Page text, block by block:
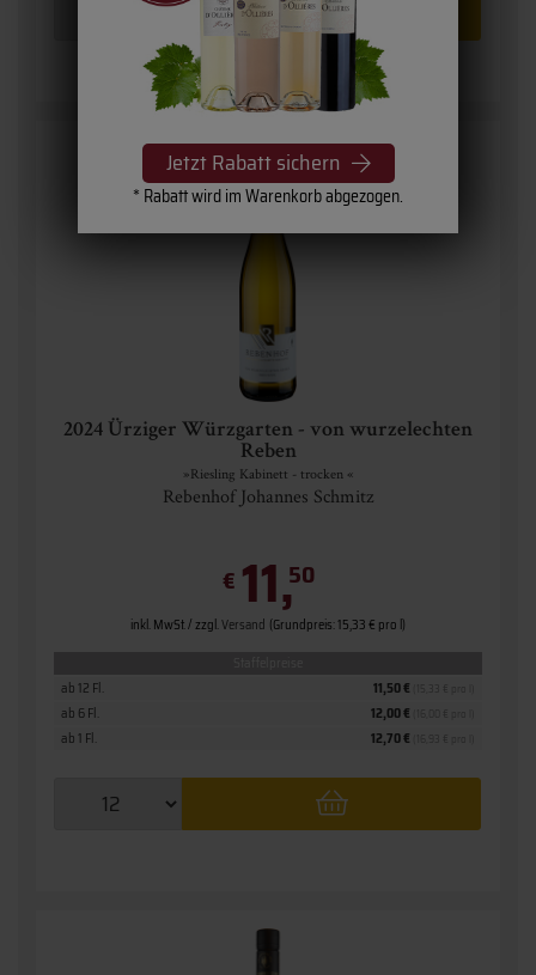
Jetzt Rabatt sichern
* Rabatt wird im Warenkorb abgezogen.
2024 Ürziger Würzgarten - von wurzelechten
Reben
»Riesling Kabinett - trocken «
Rebenhof Johannes Schmitz
€ 11,50
inkl. MwSt. / zzgl.Versand (Grundpreis: 15,33 € pro l)
ab 1 Fl. 12,70 €
ab 6 Fl. 12,00 €
ab 12 Fl. 11,50 €